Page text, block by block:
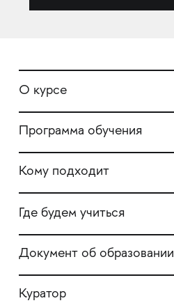
О курсе
Программа обучения
Кому подходит
Где будем учиться
Документ об образовании
Куратор